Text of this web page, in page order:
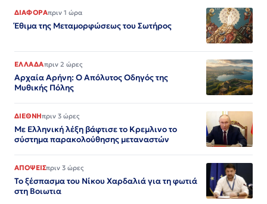
ΔΙΑΦΟΡΑπριν 1 ώρα
Έθιμα της Μεταμορφώσεως του Σωτήρος
ΕΛΛΑΔΑπριν 2 ώρες
Αρχαία Αρήνη: Ο Απόλυτος Οδηγός της
Μυθικής Πόλης
ΔΙΕΘΝΗπριν 3 ώρες
Με Ελληνική λέξη βάφτισε το Κρεμλινο το
σύστημα παρακολούθησης μεταναστών
ΑΠΟΨΕΙΣπριν 3 ώρες
Το ξέσπασμα του Νίκου Χαρδαλιά για τη φωτιά
στη Βοιωτια